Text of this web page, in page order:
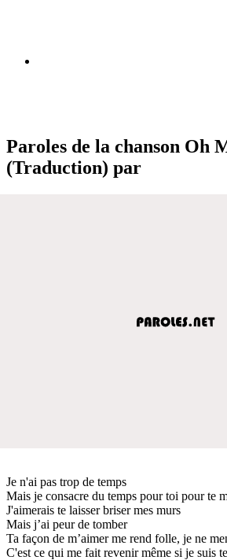
Paroles de la chanson Oh
(Traduction) par
Je n'ai pas trop de temps
Mais je consacre du temps pour toi pour te
J'aimerais te laisser briser mes murs
Mais j’ai peur de tomber
Ta façon de m’aimer me rend folle, je ne
C'est ce qui me fait revenir même si je suis